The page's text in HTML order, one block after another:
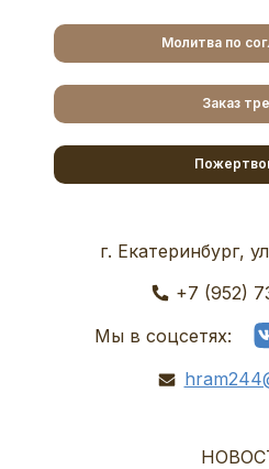
Молитва по
Заказ
г. Екатеринбург,
+7 (952)
Мы в соцсетях: